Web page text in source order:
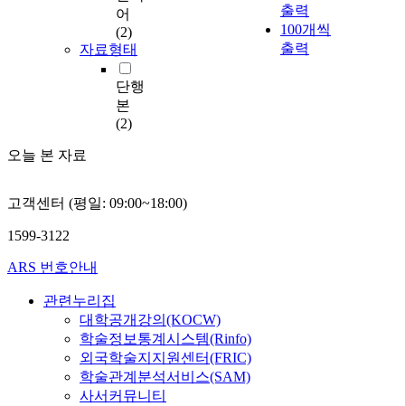
어
(2)
자료형태
단행
본
(2)
오늘 본 자료
출력
100개씩
출력
고객센터 (평일: 09:00~18:00)
1599-3122
ARS 번호안내
관련누리집
대학공개강의(KOCW)
학술정보통계시스템(Rinfo)
외국학술지지원센터(FRIC)
학술관계분석서비스(SAM)
사서커뮤니티